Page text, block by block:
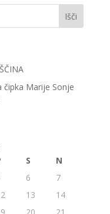
čipka Marije Sonje
S
N
6
7
13
14